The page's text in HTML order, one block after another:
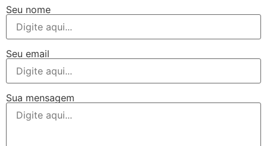
Seu nome
Seu email
Sua mensagem